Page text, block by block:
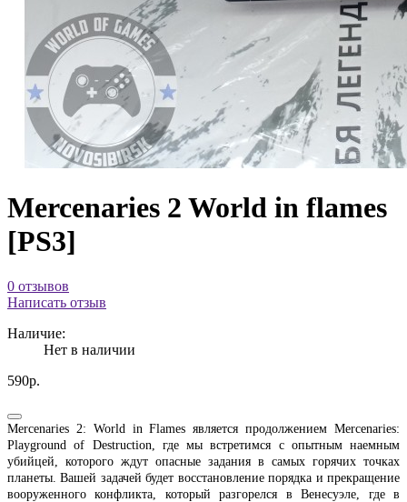
Mercenaries 2 World in flames
[PS3]
0 отзывов
Написать отзыв
Наличие:
Нет в наличии
590р.
Mercenaries 2: World in Flames является продолжением Mercenaries:
Playground of Destruction, где мы встретимся с опытным наемным
убийцей, которого ждут опасные задания в самых горячих точках
планеты. Вашей задачей будет восстановление порядка и прекращение
вооруженного конфликта, который разгорелся в Венесуэле, где в